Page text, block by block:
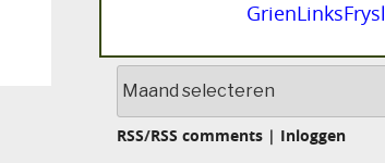
GrienLinksFrysl
RSS/RSS comments| Inloggen